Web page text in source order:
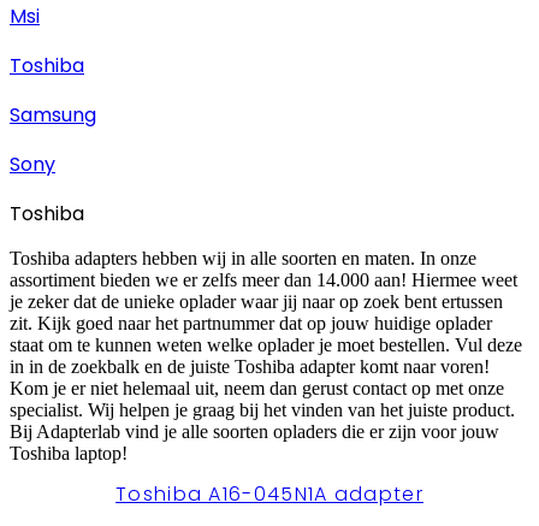
Msi
Toshiba
Samsung
Sony
Toshiba
Toshiba adapters hebben wij in alle soorten en maten. In onze
assortiment bieden we er zelfs meer dan 14.000 aan! Hiermee weet
je zeker dat de unieke oplader waar jij naar op zoek bent ertussen
zit. Kijk goed naar het partnummer dat op jouw huidige oplader
staat om te kunnen weten welke oplader je moet bestellen. Vul deze
in in de zoekbalk en de juiste Toshiba adapter komt naar voren!
Kom je er niet helemaal uit, neem dan gerust contact op met onze
specialist. Wij helpen je graag bij het vinden van het juiste product.
Bij Adapterlab vind je alle soorten opladers die er zijn voor jouw
Toshiba laptop!
Toshiba A16-045N1A adapter